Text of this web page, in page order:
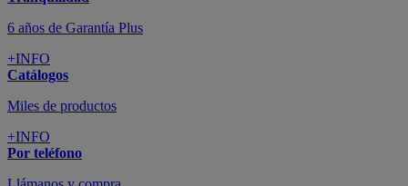
Todo en tu móvil
+INFO
Suscríbete
Cupón de dto. de 10€
+INFO
Tiendas de sofás y muebles
¡Encuentra la tuya!